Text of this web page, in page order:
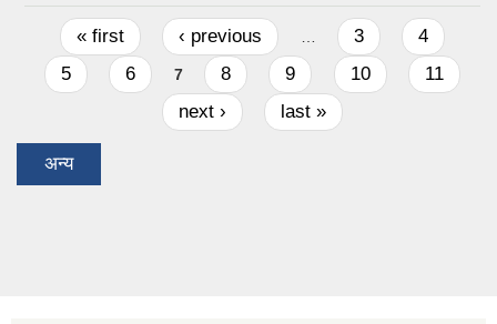
Pages
« first ‹ previous … 3
4
5
6 7 8 9 10
11
next ›
last »
अन्य